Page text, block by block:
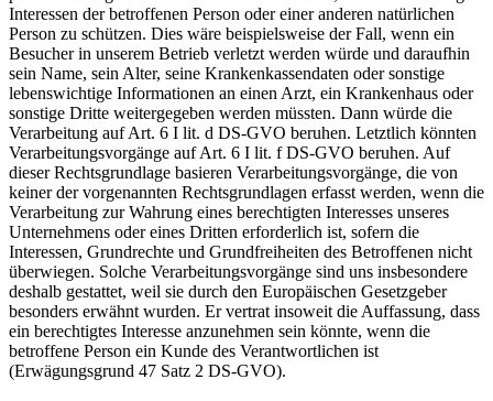
Interessen der betroffenen Person oder einer anderen natürlichen
Person zu schützen. Dies wäre beispielsweise der Fall, wenn ein
Besucher in unserem Betrieb verletzt werden würde und daraufhin
sein Name, sein Alter, seine Krankenkassendaten oder sonstige
lebenswichtige Informationen an einen Arzt, ein Krankenhaus oder
sonstige Dritte weitergegeben werden müssten. Dann würde die
Verarbeitung auf Art. 6 I lit. d DS-GVO beruhen. Letztlich könnten
Verarbeitungsvorgänge auf Art. 6 I lit. f DS-GVO beruhen. Auf
dieser Rechtsgrundlage basieren Verarbeitungsvorgänge, die von
keiner der vorgenannten Rechtsgrundlagen erfasst werden, wenn die
Verarbeitung zur Wahrung eines berechtigten Interesses unseres
Unternehmens oder eines Dritten erforderlich ist, sofern die
Interessen, Grundrechte und Grundfreiheiten des Betroffenen nicht
überwiegen. Solche Verarbeitungsvorgänge sind uns insbesondere
deshalb gestattet, weil sie durch den Europäischen Gesetzgeber
besonders erwähnt wurden. Er vertrat insoweit die Auffassung, dass
ein berechtigtes Interesse anzunehmen sein könnte, wenn die
betroffene Person ein Kunde des Verantwortlichen ist
(Erwägungsgrund 47 Satz 2 DS-GVO).